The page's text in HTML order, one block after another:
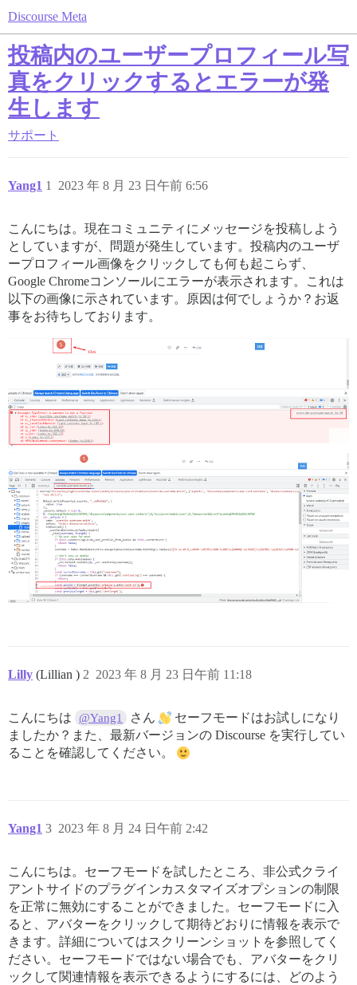
Discourse Meta
投稿内のユーザープロフィール写
真をクリックするとエラーが発
生します
サポート
Yang1 2023 年 8 月 23 日午前 6:56
1
こんにちは。現在コミュニティにメッセージを投稿しよう
としていますが、問題が発生しています。投稿内のユーザ
ープロフィール画像をクリックしても何も起こらず、
Google Chromeコンソールにエラーが表示されます。これは
以下の画像に示されています。原因は何でしょうか？お返
事をお待ちしております。
Lilly (Lillian ) 2023 年 8 月 23 日午前 11:18
2
こんにちは @Yang1 さん
セーフモードはお試しになり
ましたか？また、最新バージョンの Discourse を実行してい
ることを確認してください。
Yang1 2023 年 8 月 24 日午前 2:42
3
こんにちは。セーフモードを試したところ、非公式クライ
アントサイドのプラグインカスタマイズオプションの制限
を正常に無効にすることができました。セーフモードに入
ると、アバターをクリックして期待どおりに情報を表示で
きます。詳細についてはスクリーンショットを参照してく
ださい。セーフモードではない場合でも、アバターをクリ
ックして関連情報を表示できるようにするには、どのよう